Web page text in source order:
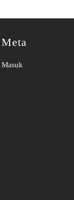
Meta
Masuk